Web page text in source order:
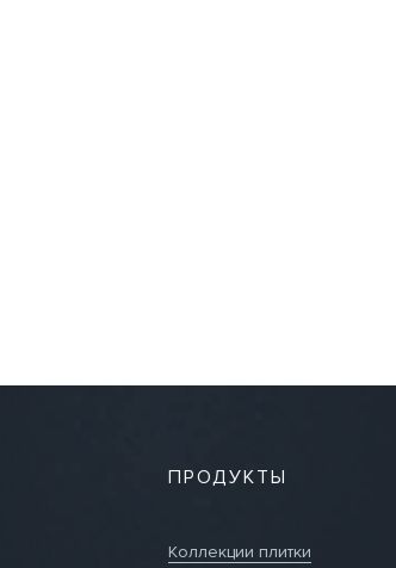
ПРОДУКТЫ
Коллекции плитки